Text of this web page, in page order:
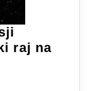
raj na